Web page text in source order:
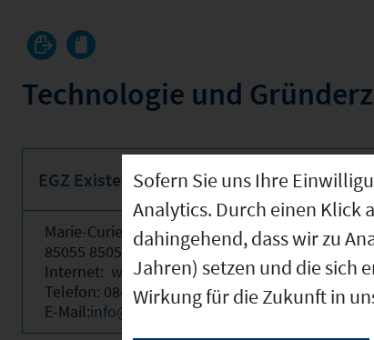
Technologie und
EGZ Existenzgründerzentrum Ingolstadt
Marie-Curie-Straße 6
85055 85055
Internet: www.egz.de
Telefon: 0841/9014-0
E-Mail:info@egz.de
Sofern Sie uns Ihre
Analytics. Durch einen Klick
dahingehend, dass wir zu
Jahren) setzen und die sich
Wirkung für die Zukunft in